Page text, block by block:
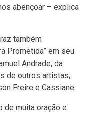
abençoar – explica
também
Prometida” em seu
Andrade, da
de outros artistas,
Freire e Cassiane.
de muita oração e